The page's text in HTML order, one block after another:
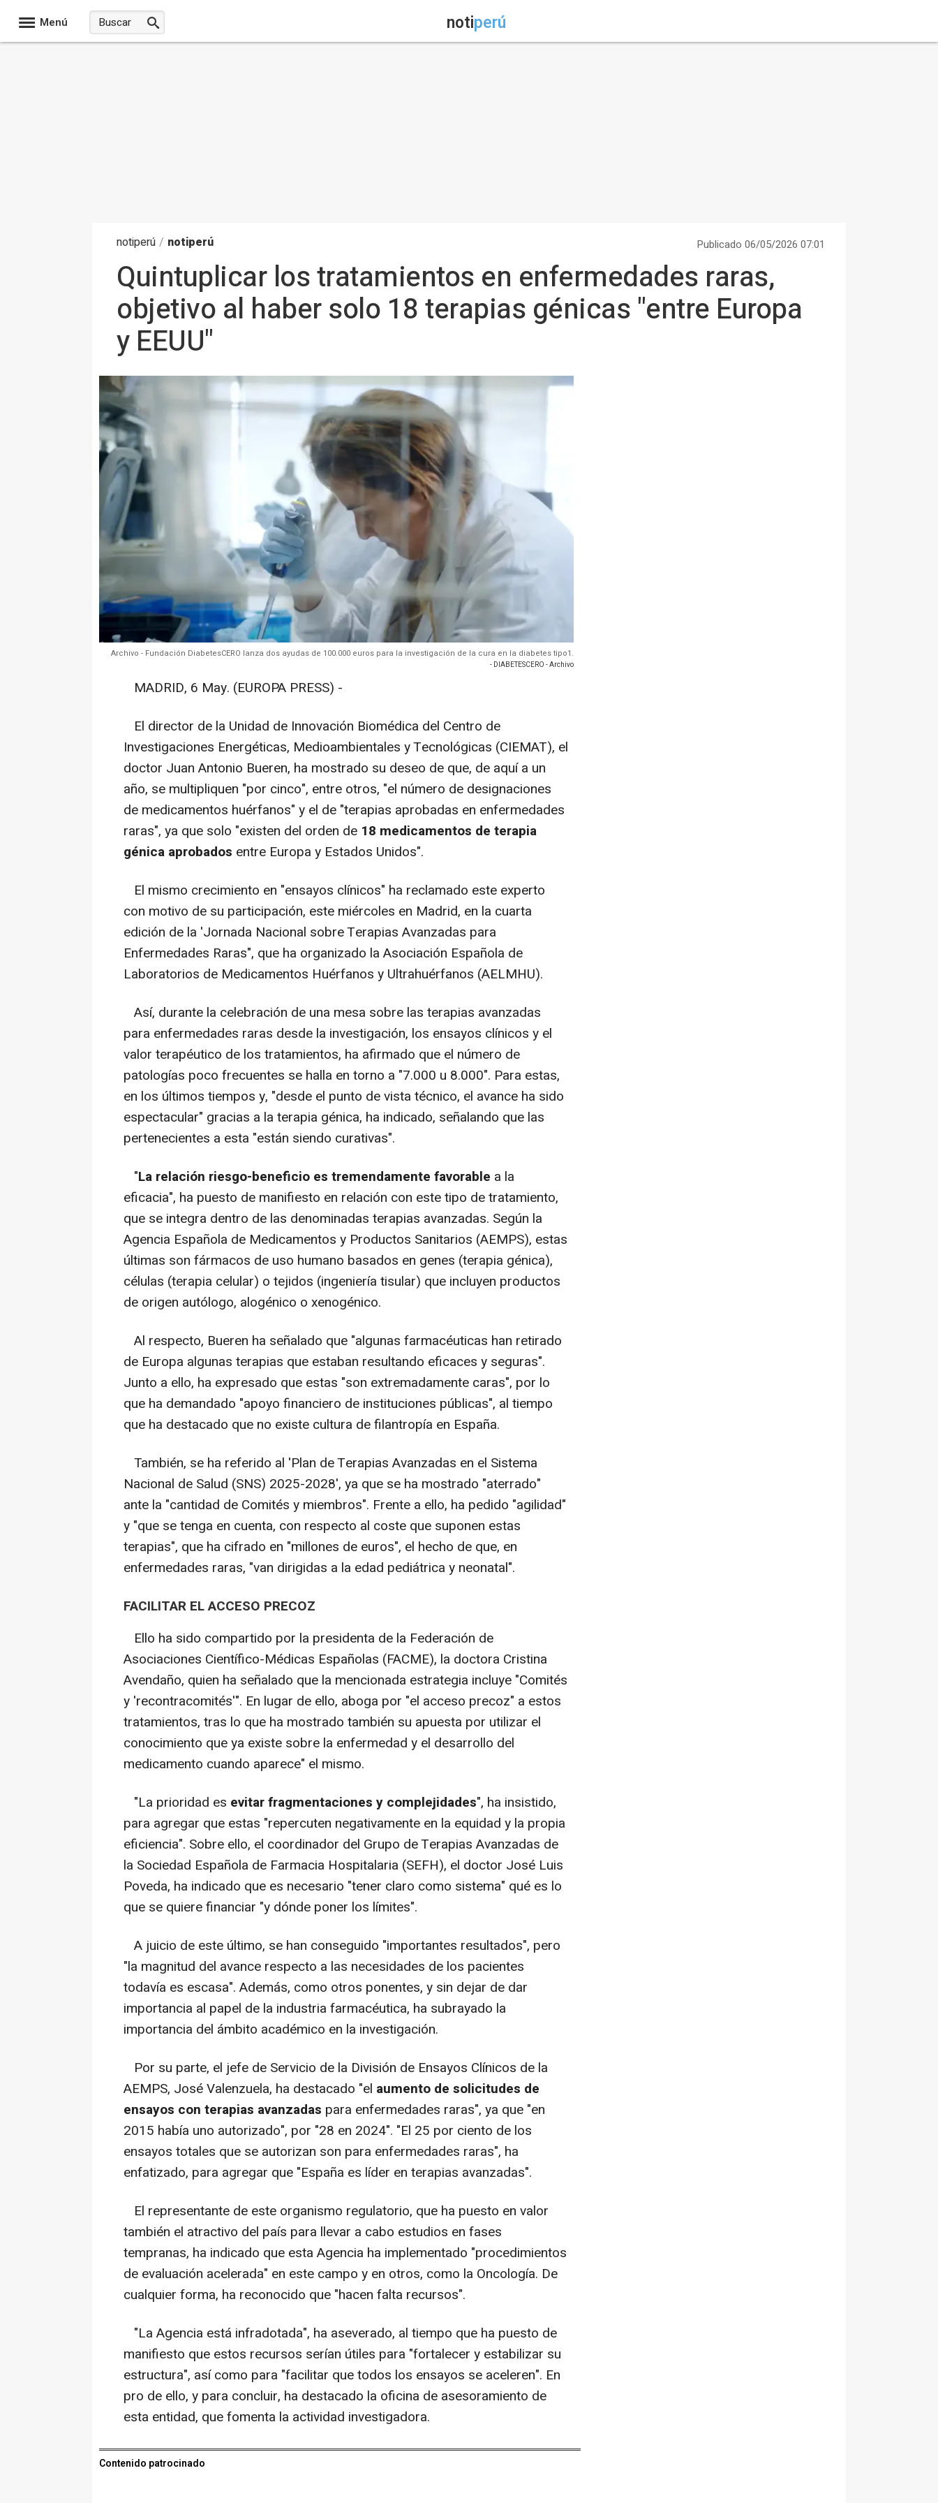
Menú notiperú
notiperú / notiperú Publicado 06/05/2026 07:01
Quintuplicar los tratamientos en enfermedades raras,
objetivo al haber solo 18 terapias génicas "entre Europa
y EEUU"
Archivo - Fundación DiabetesCERO lanza dos ayudas de 100.000 euros para la investigación de la cura en la diabetes tipo1.
- DIABETESCERO - Archivo
MADRID, 6 May. (EUROPA PRESS) -
El director de la Unidad de Innovación Biomédica del Centro de
Investigaciones Energéticas, Medioambientales y Tecnológicas (CIEMAT), el
doctor Juan Antonio Bueren, ha mostrado su deseo de que, de aquí a un
año, se multipliquen "por cinco", entre otros, "el número de designaciones
de medicamentos huérfanos" y el de "terapias aprobadas en enfermedades
raras", ya que solo "existen del orden de 18 medicamentos de terapia
génica aprobados entre Europa y Estados Unidos".
El mismo crecimiento en "ensayos clínicos" ha reclamado este experto
con motivo de su participación, este miércoles en Madrid, en la cuarta
edición de la 'Jornada Nacional sobre Terapias Avanzadas para
Enfermedades Raras", que ha organizado la Asociación Española de
Laboratorios de Medicamentos Huérfanos y Ultrahuérfanos (AELMHU).
Así, durante la celebración de una mesa sobre las terapias avanzadas
para enfermedades raras desde la investigación, los ensayos clínicos y el
valor terapéutico de los tratamientos, ha afirmado que el número de
patologías poco frecuentes se halla en torno a "7.000 u 8.000". Para estas,
en los últimos tiempos y, "desde el punto de vista técnico, el avance ha sido
espectacular" gracias a la terapia génica, ha indicado, señalando que las
pertenecientes a esta "están siendo curativas".
"La relación riesgo-beneficio es tremendamente favorable a la
eficacia", ha puesto de manifiesto en relación con este tipo de tratamiento,
que se integra dentro de las denominadas terapias avanzadas. Según la
Agencia Española de Medicamentos y Productos Sanitarios (AEMPS), estas
últimas son fármacos de uso humano basados en genes (terapia génica),
células (terapia celular) o tejidos (ingeniería tisular) que incluyen productos
de origen autólogo, alogénico o xenogénico.
Al respecto, Bueren ha señalado que "algunas farmacéuticas han retirado
de Europa algunas terapias que estaban resultando eficaces y seguras".
Junto a ello, ha expresado que estas "son extremadamente caras", por lo
que ha demandado "apoyo financiero de instituciones públicas", al tiempo
que ha destacado que no existe cultura de filantropía en España.
También, se ha referido al 'Plan de Terapias Avanzadas en el Sistema
Nacional de Salud (SNS) 2025-2028', ya que se ha mostrado "aterrado"
ante la "cantidad de Comités y miembros". Frente a ello, ha pedido "agilidad"
y "que se tenga en cuenta, con respecto al coste que suponen estas
terapias", que ha cifrado en "millones de euros", el hecho de que, en
enfermedades raras, "van dirigidas a la edad pediátrica y neonatal".
FACILITAR EL ACCESO PRECOZ
Ello ha sido compartido por la presidenta de la Federación de
Asociaciones Científico-Médicas Españolas (FACME), la doctora Cristina
Avendaño, quien ha señalado que la mencionada estrategia incluye "Comités
y 'recontracomités'". En lugar de ello, aboga por "el acceso precoz" a estos
tratamientos, tras lo que ha mostrado también su apuesta por utilizar el
conocimiento que ya existe sobre la enfermedad y el desarrollo del
medicamento cuando aparece" el mismo.
"La prioridad es evitar fragmentaciones y complejidades", ha insistido,
para agregar que estas "repercuten negativamente en la equidad y la propia
eficiencia". Sobre ello, el coordinador del Grupo de Terapias Avanzadas de
la Sociedad Española de Farmacia Hospitalaria (SEFH), el doctor José Luis
Poveda, ha indicado que es necesario "tener claro como sistema" qué es lo
que se quiere financiar "y dónde poner los límites".
A juicio de este último, se han conseguido "importantes resultados", pero
"la magnitud del avance respecto a las necesidades de los pacientes
todavía es escasa". Además, como otros ponentes, y sin dejar de dar
importancia al papel de la industria farmacéutica, ha subrayado la
importancia del ámbito académico en la investigación.
Por su parte, el jefe de Servicio de la División de Ensayos Clínicos de la
AEMPS, José Valenzuela, ha destacado "el aumento de solicitudes de
ensayos con terapias avanzadas para enfermedades raras", ya que "en
2015 había uno autorizado", por "28 en 2024". "El 25 por ciento de los
ensayos totales que se autorizan son para enfermedades raras", ha
enfatizado, para agregar que "España es líder en terapias avanzadas".
El representante de este organismo regulatorio, que ha puesto en valor
también el atractivo del país para llevar a cabo estudios en fases
tempranas, ha indicado que esta Agencia ha implementado "procedimientos
de evaluación acelerada" en este campo y en otros, como la Oncología. De
cualquier forma, ha reconocido que "hacen falta recursos".
"La Agencia está infradotada", ha aseverado, al tiempo que ha puesto de
manifiesto que estos recursos serían útiles para "fortalecer y estabilizar su
estructura", así como para "facilitar que todos los ensayos se aceleren". En
pro de ello, y para concluir, ha destacado la oficina de asesoramiento de
esta entidad, que fomenta la actividad investigadora.
Contenido patrocinado